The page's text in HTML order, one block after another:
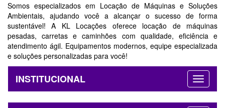
Somos especializados em Locação de Máquinas e Soluções
Ambientais, ajudando você a alcançar o sucesso de forma
sustentável! A KL Locações oferece locação de máquinas
pesadas, carretas e caminhões com qualidade, eficiência e
atendimento ágil. Equipamentos modernos, equipe especializada
e soluções personalizadas para você!
INSTITUCIONAL